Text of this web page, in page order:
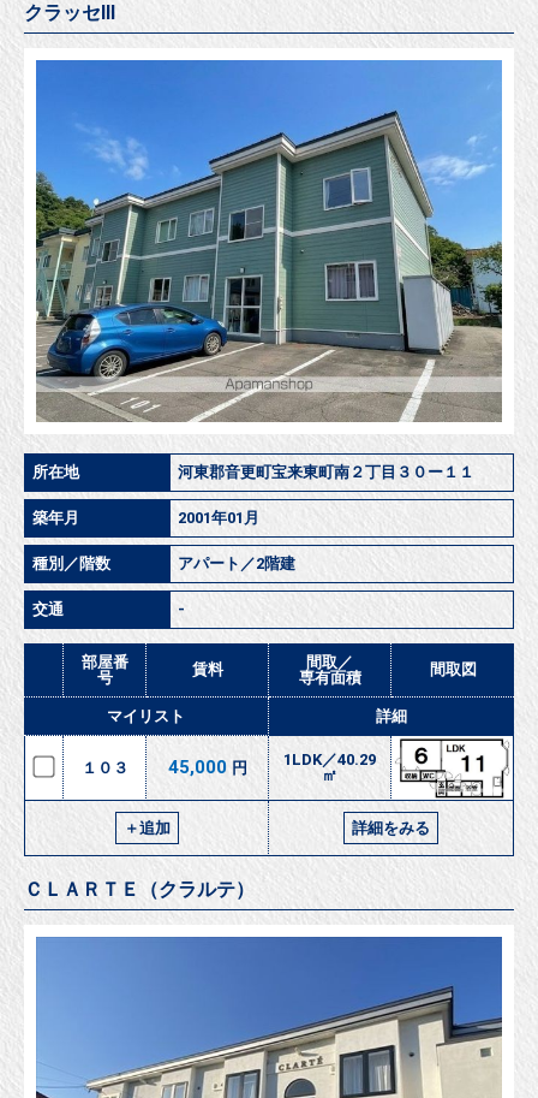
クラッセⅢ
所在地 河東郡音更町宝来東町南２丁目３０ー１１
築年月 2001年01月
種別／階数 アパート／2階建
交通 -
部屋番
号
賃料
間取／
専有面積
間取図
マイリスト 詳細
１０３ 45,000 円
1LDK／40.29
㎡
＋追加 詳細をみる
ＣＬＡＲＴＥ（クラルテ）